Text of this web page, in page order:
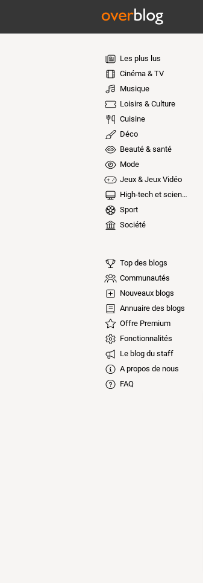
Les plus lus
Cinéma & TV
Musique
Loisirs & Culture
Cuisine
Déco
Beauté & santé
Mode
Jeux & Jeux Vidéo
High-tech et sciences
Sport
Société
Top des blogs
Communautés
Nouveaux blogs
Annuaire des blogs
Offre Premium
Fonctionnalités
Le blog du staff
A propos de nous
FAQ